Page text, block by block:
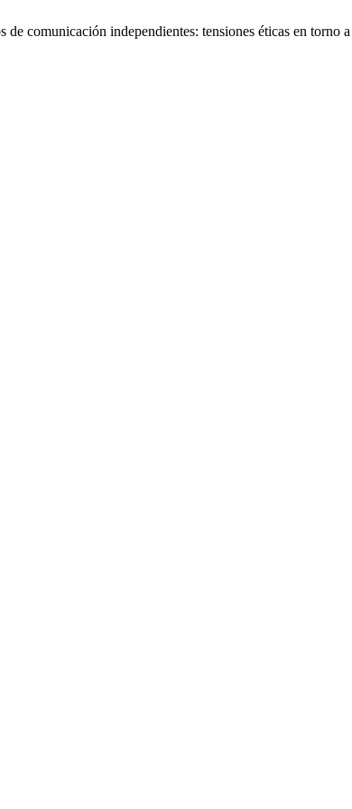
comunicación independientes: tensiones éticas en torno